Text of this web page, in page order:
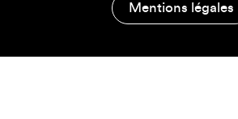
Mentions légales